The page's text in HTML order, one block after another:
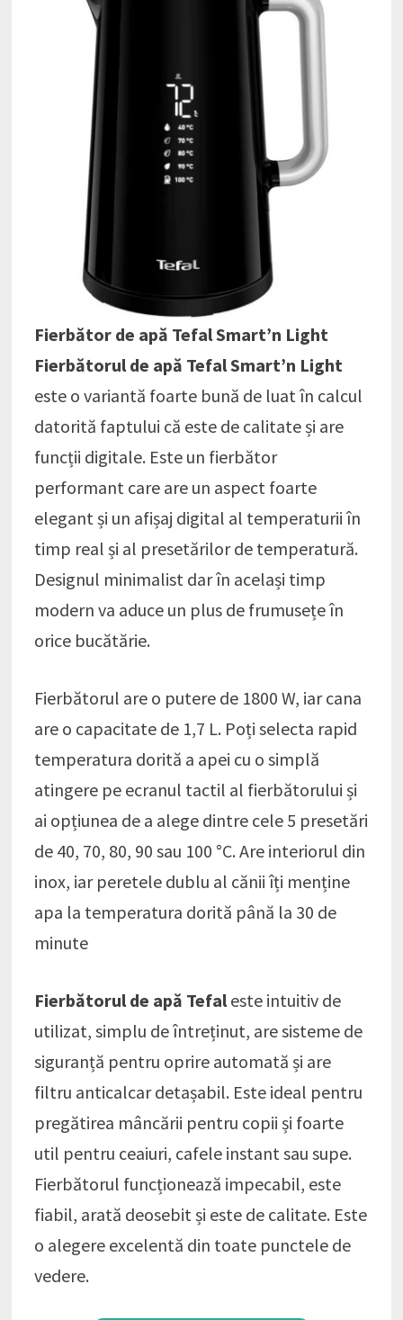
Fierbător de apă Tefal Smart’n Light
Fierbătorul de apă Tefal Smart’n Light
este o variantă foarte bună de luat în calcul
datorită faptului că este de calitate și are
funcții digitale. Este un fierbător
performant care are un aspect foarte
elegant și un afișaj digital al temperaturii în
timp real și al presetărilor de temperatură.
Designul minimalist dar în același timp
modern va aduce un plus de frumusețe în
orice bucătărie.
Fierbătorul are o putere de 1800 W, iar cana
are o capacitate de 1,7 L. Poți selecta rapid
temperatura dorită a apei cu o simplă
atingere pe ecranul tactil al fierbătorului și
ai opțiunea de a alege dintre cele 5 presetări
de 40, 70, 80, 90 sau 100 °C. Are interiorul din
inox, iar peretele dublu al cănii îți menține
apa la temperatura dorită până la 30 de
minute
Fierbătorul de apă Tefaleste intuitiv de
utilizat, simplu de întreținut, are sisteme de
siguranță pentru oprire automată și are
filtru anticalcar detașabil. Este ideal pentru
pregătirea mâncării pentru copii și foarte
util pentru ceaiuri, cafele instant sau supe.
Fierbătorul funcționează impecabil, este
fiabil, arată deosebit și este de calitate. Este
o alegere excelentă din toate punctele de
vedere.